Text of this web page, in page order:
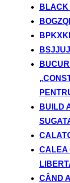
BLACK
BUILD
CALEA
CÂND